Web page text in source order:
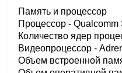
Память и процессор
Процессор -
Количество ядер
Видеопроцессор -
Объем встроенной